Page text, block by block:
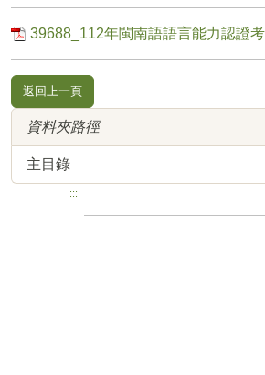
39688_112年閩南語語言能力認證
返回上一頁
資料夾路徑
主目錄
:::